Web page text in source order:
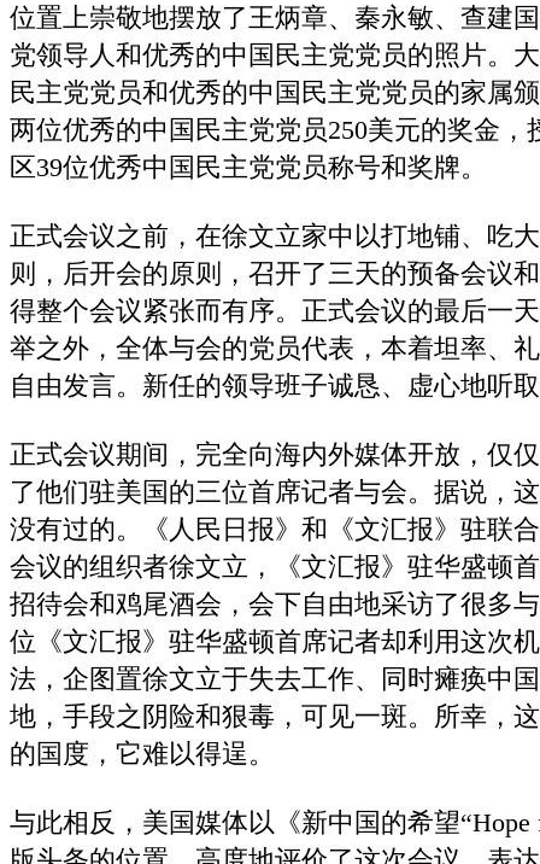
位置上崇敬地摆放了王炳章、秦永敏、查建
党领导人和优秀的中国民主党党员的照片。
民主党党员和优秀的中国民主党党员的家属
两位优秀的中国民主党党员250美元的奖金
区39位优秀中国民主党党员称号和奖牌。
正式会议之前，在徐文立家中以打地铺、吃
则，后开会的原则，召开了三天的预备会议
得整个会议紧张而有序。正式会议的最后一
举之外，全体与会的党员代表，本着坦率、
自由发言。新任的领导班子诚恳、虚心地听
正式会议期间，完全向海内外媒体开放，仅
了他们驻美国的三位首席记者与会。据说，
没有过的。《人民日报》和《文汇报》驻联
会议的组织者徐文立，《文汇报》驻华盛顿
招待会和鸡尾酒会，会下自由地采访了很多
位《文汇报》驻华盛顿首席记者却利用这次
法，企图置徐文立于失去工作、同时瘫痪中
地，手段之阴险和狠毒，可见一斑。所幸，
的国度，它难以得逞。
与此相反，美国媒体以《新中国的希望“Hope